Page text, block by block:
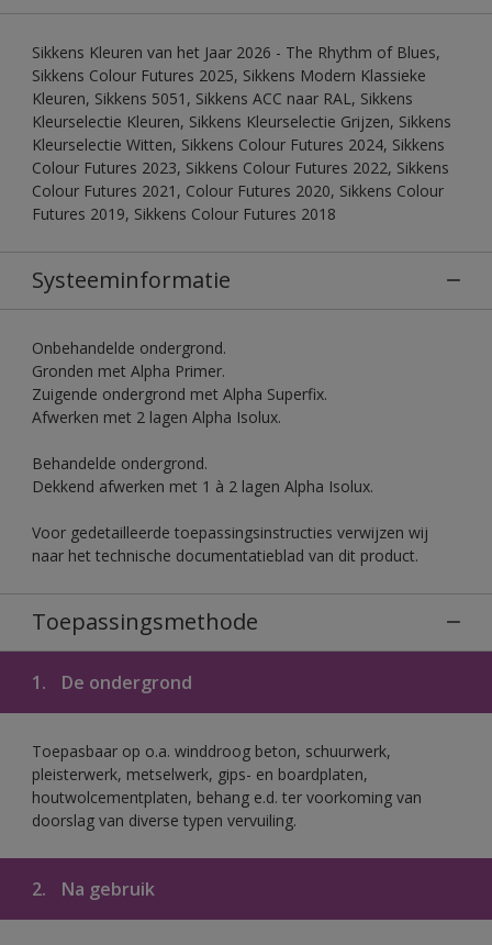
Sikkens Kleuren van het Jaar 2026 - The Rhythm of Blues,
Sikkens Colour Futures 2025, Sikkens Modern Klassieke
Kleuren, Sikkens 5051, Sikkens ACC naar RAL, Sikkens
Kleurselectie Kleuren, Sikkens Kleurselectie Grijzen, Sikkens
Kleurselectie Witten, Sikkens Colour Futures 2024, Sikkens
Colour Futures 2023, Sikkens Colour Futures 2022, Sikkens
Colour Futures 2021, Colour Futures 2020, Sikkens Colour
Futures 2019, Sikkens Colour Futures 2018
Systeeminformatie
Onbehandelde ondergrond.
Gronden met Alpha Primer.
Zuigende ondergrond met Alpha Superfix.
Afwerken met 2 lagen Alpha Isolux.
Behandelde ondergrond.
Dekkend afwerken met 1 à 2 lagen Alpha Isolux.
Voor gedetailleerde toepassingsinstructies verwijzen wij
naar het technische documentatieblad van dit product.
Toepassingsmethode
1. De ondergrond
Toepasbaar op o.a. winddroog beton, schuurwerk,
pleisterwerk, metselwerk, gips- en boardplaten,
houtwolcementplaten, behang e.d. ter voorkoming van
doorslag van diverse typen vervuiling.
2. Na gebruik